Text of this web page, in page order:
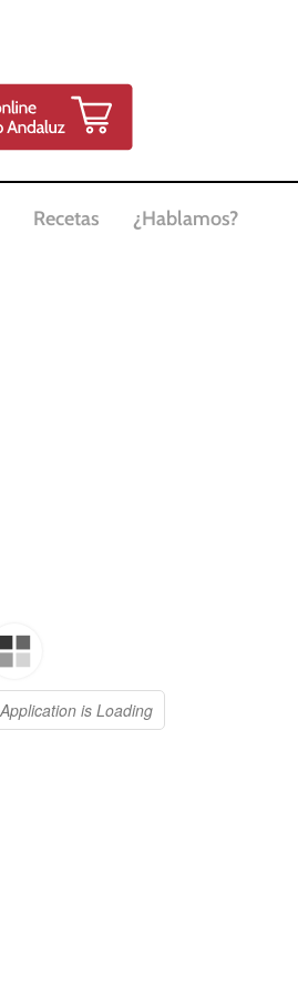
Recetas ¿Hablamos?